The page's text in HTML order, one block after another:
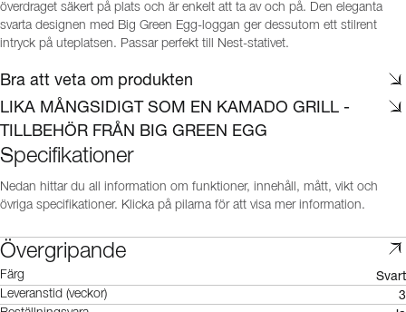
överdraget säkert på plats och är enkelt att ta av och på. Den eleganta
svarta designen med Big Green Egg-loggan ger dessutom ett stilrent
intryck på uteplatsen. Passar perfekt till Nest-stativet.
Bra att veta om produkten
LIKA MÅNGSIDIGT SOM EN KAMADO GRILL -
TILLBEHÖR FRÅN BIG GREEN EGG
Specifikationer
Nedan hittar du all information om funktioner, innehåll, mått, vikt och
övriga specifikationer. Klicka på pilarna för att visa mer information.
Övergripande
Färg Svart
Leveranstid (veckor) 3